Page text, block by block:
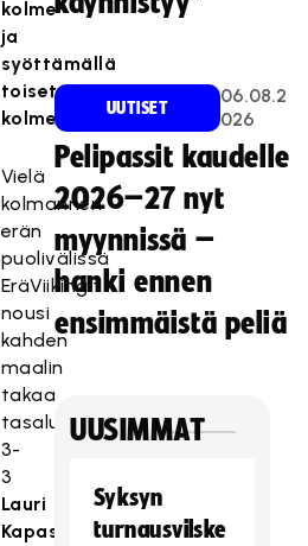
kolme
ja
syöttämällä
toiset
kolme.
Vielä
kolmannen
erän
puolivälissä
EräViikingit
nousi
kahden
maalin
takaa
tasalukemiin
3-
3
Lauri
Kapasen
UUTISET
06.08.2
026
Pelipassit kaudelle
2026–27 nyt
myynnissä –
hanki ennen
ensimmäistä peliä
UUSIMMAT
Syksyn
turnausvilske